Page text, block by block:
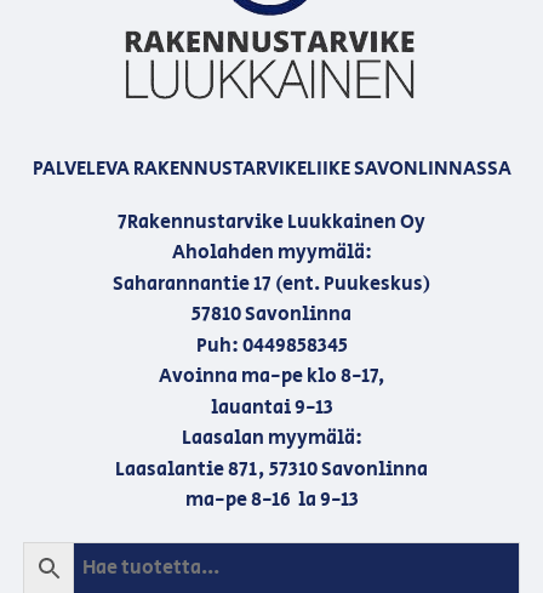
PALVELEVA RAKENNUSTARVIKELIIKE SAVONLINNASSA
7Rakennustarvike Luukkainen Oy
Aholahden myymälä:
Saharannantie 17 (ent. Puukeskus)
57810 Savonlinna
Puh: 0449858345
Avoinna ma-pe klo 8-17,
lauantai 9-13
Laasalan myymälä:
Laasalantie 871, 57310 Savonlinna
ma-pe 8-16 la 9-13